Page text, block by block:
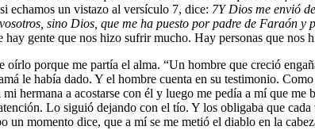
echamos un vistazo al versículo 7, dice: 7Y Dios me envió
sino Dios, que me ha puesto por padre de Faraón
hay gente que nos hizo sufrir mucho. Hay personas que nos
oírlo porque me partía el alma. “Un hombre que creció
le había dado. Y el hombre cuenta en su testimonio.
hermana a acostarse con él y luego me pedía a mí que
Lo siguió dejando con el tío. Y los obligaba que
momento dice, que a mí se me metió el diablo en la